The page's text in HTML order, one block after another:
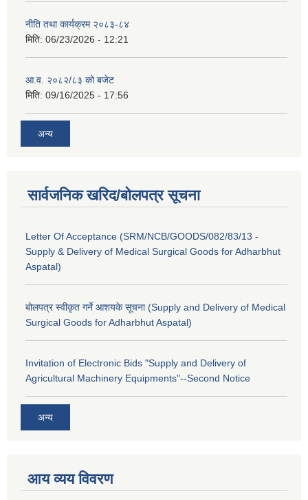
नीति तथा कार्यक्रम २०८३-८४
मिति: 06/23/2026 - 12:21
आ.व. २०८२/८३ को बजेट
मिति: 09/16/2025 - 17:56
अन्य
सार्वजनिक खरिद/बोलपत्र सूचना
Letter Of Acceptance (SRM/NCB/GOODS/082/83/13 -
Supply & Delivery of Medical Surgical Goods for Adharbhut
Aspatal)
बोलपत्र स्वीकृत गर्ने आशयके सूचना (Supply and Delivery of Medical
Surgical Goods for Adharbhut Aspatal)
Invitation of Electronic Bids "Supply and Delivery of
Agricultural Machinery Equipments"--Second Notice
अन्य
आय व्यय विवरण